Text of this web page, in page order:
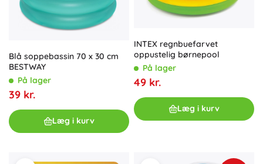
Blå soppebassin 70 x 30 cm
BESTWAY
På lager
39 kr.
Læg i kurv
INTEX regnbuefarvet
oppustelig børnepool
På lager
49 kr.
Læg i kurv